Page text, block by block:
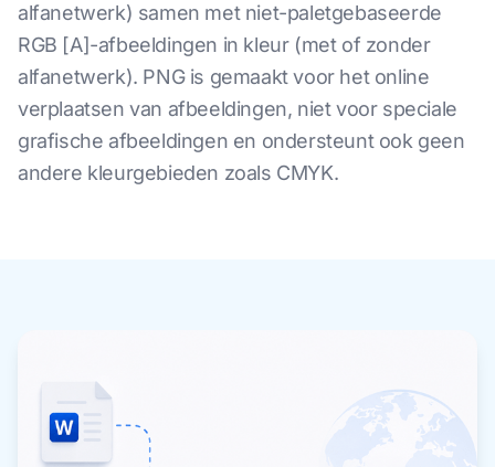
alfanetwerk) samen met niet-paletgebaseerde
RGB [A]-afbeeldingen in kleur (met of zonder
alfanetwerk). PNG is gemaakt voor het online
verplaatsen van afbeeldingen, niet voor speciale
grafische afbeeldingen en ondersteunt ook geen
andere kleurgebieden zoals CMYK.